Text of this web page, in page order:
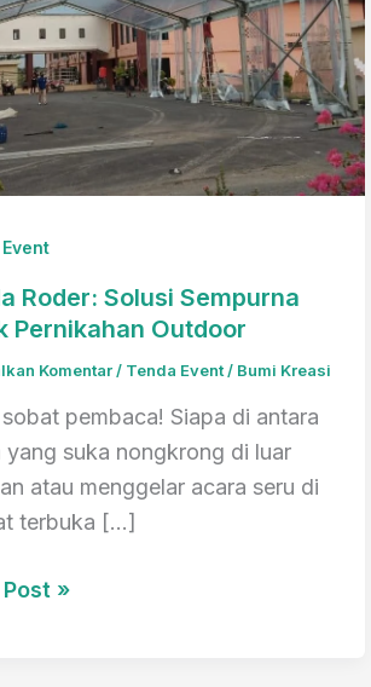
Roder: Solusi Sempurna
Pernikahan Outdoor
Komentar / Tenda Event / Bumi Kreasi
pembaca! Siapa di antara
yang suka nongkrong di luar
atau menggelar acara seru di
terbuka […]
»